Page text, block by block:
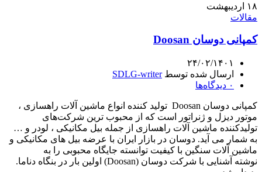
۱۸
اردیبهشت
مقالات
کمپانی دوسان Doosan
۲۴/۰۲/۱۴۰۱
ارسال شده توسط SDLG-writer
۰ دیدگاه‌ها
کمپانی دوسان Doosan تولید کننده انواع ماشین آلات راهسازی ،
موتور دیزل و ژنراتور است که از محبوب ترین شرکت‌های
تولیدکننده ماشین آلات راهسازی از جمله بیل مکانیکی ، لودر و …
به شمار می آید. دوسان در بازار ایران با عرضه بیل های مکانیکی و
ماشین آلات سنگین با کیفیت توانسته جایگاه محبوبی را به
نوشته آشنایی با شرکت دوسان (Doosan) اولین بار در بنگاه دناما.